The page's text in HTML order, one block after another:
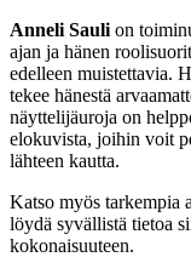
Anneli Sauli on
ajan ja hänen
edelleen muistettavia.
tekee hänestä
näyttelijäuroja on
elokuvista, joihin voit
lähteen kautta.
Katso myös tarkempia
löydä syvällistä tietoa
kokonaisuuteen.